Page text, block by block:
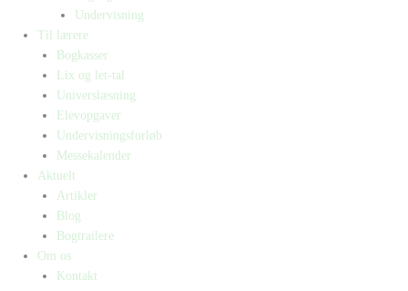
Undervisning
Til lærere
Bogkasser
Lix og let-tal
Universlæsning
Elevopgaver
Undervisningsforløb
Messekalender
Aktuelt
Artikler
Blog
Bogtrailere
Om os
Kontakt